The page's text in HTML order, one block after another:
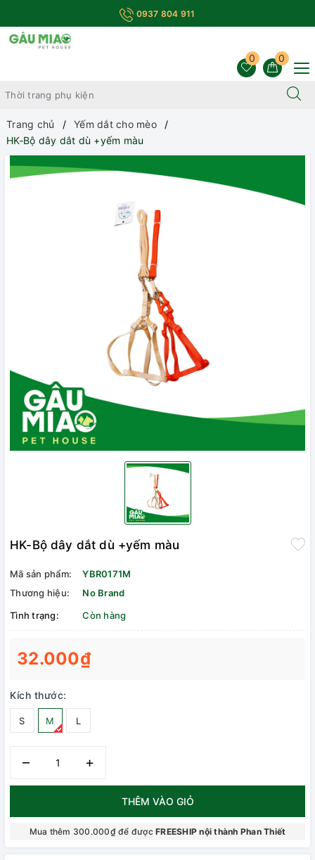
0937 804 911
0
0
Trang chủ
Yếm dắt cho mèo
HK-Bộ dây dắt dù +yếm màu
HK-Bộ dây dắt dù +yếm màu
Mã sản phẩm:
YBR0171M
Thương hiệu:
No Brand
Tình trạng:
Còn hàng
32.000₫
Kích thước:
S M L
– +
THÊM VÀO GIỎ
Mua thêm 300.000₫ để đượcFREESHIP nội thành Phan Thiết